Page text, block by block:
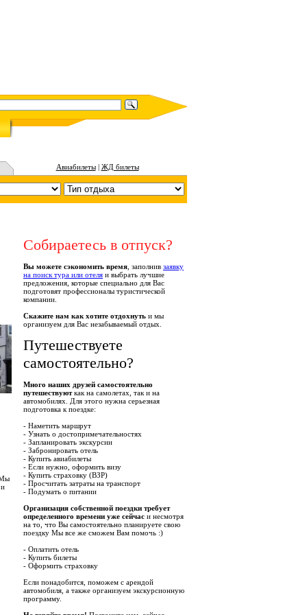
Авиабилеты| ЖД билеты
Мы
Собираетесь в отпуск?
Вы можете сэкономить время , заполнив заявку
на поиск тура или отеля и выбрать лучшие
предложения, которые специально для Вас
подготовят профессионалы туристической
компании.
Скажите нам как хотите отдохнуть и мы
организуем для Вас незабываемый отдых.
Путешествуете
самостоятельно?
Много наших друзей самостоятельно
путешествуюткак на самолетах, так и на
автомобилях. Для этого нужна серьезная
подготовка к поездке:
- Наметить маршрут
- Узнать о достопримечательностях
- Запланировать экскурсии
- Забронировать отель
- Купить авиабилеты
- Если нужно, оформить визу
- Купить страховку (ВЗР)
- Просчитать затраты на транспорт
- Подумать о питании
Организация собственной поездки требует
определенного времени уже сейчас и несмотря
на то, что Вы самостоятельно планируете свою
поездку Мы все же сможем Вам помочь :)
- Оплатить отель
- Купить билеты
- Оформить страховку
Если понадобится, поможем с арендой
автомобиля, а также организуем экскурсионную
программу.